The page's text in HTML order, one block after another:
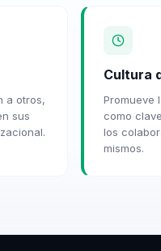
a otros,
sus
Cultura
Promueve
como
los
mismos.